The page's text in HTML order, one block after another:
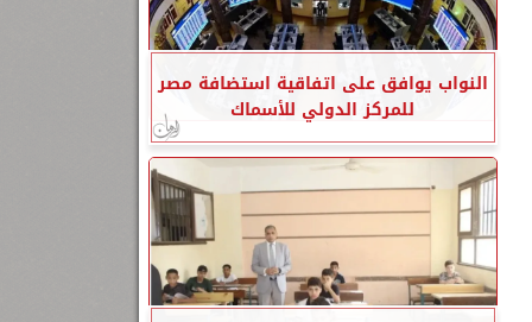
النواب يوافق على اتفاقية استضافة مصر
للمركز الدولي للأسماك